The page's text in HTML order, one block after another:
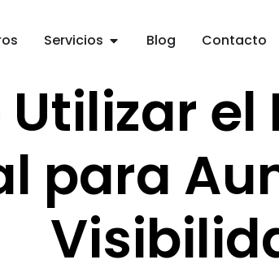
Servicios Blog Contacto
para